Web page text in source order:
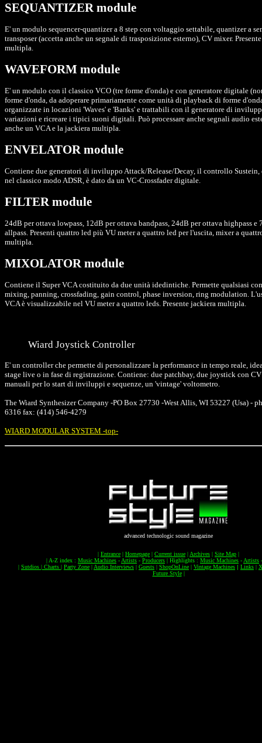
SEQUANTIZER module
E' un modulo sequencer-quantizer a 8 step con voltaggio settabile, quantizer a
transposer (accetta anche un segnale di trasposizione esterno), CV mixer.
multipla.
WAVEFORM module
E' un modulo con il classico VCO (tre forme d'onda) e con generatore digitale
forme d'onda, da adoperare primariamente come unità di playback di forme
organizzate in locazioni 'Waves' e 'Banks' e trattabili con il generatore di
variazioni e ricreare i tipici suoni digitali. Può processare anche segnali audio
anche un VCA e la jackiera multipla.
ENVELATOR module
Contiene due generatori di inviluppo Attack/Release/Decay, il controllo Sustein,
nel classico modo ADSR, è dato da un VC-Crossfader digitale.
FILTER module
24dB per ottava lowpass, 12dB per ottava bandpass, 24dB per ottava highpass e
allpass. Presenti quattro led più VU meter a quattro led per l'uscita, mixer a
multipla.
MIXOLATOR module
Contiene il Super VCA costituito da due unità idedintiche. Permette qualsiasi
mixing, panning, crossfading, gain control, phase inversion, ring modulation.
VCA è visualizzabile nel VU meter a quattro leds. Presente jackiera multipla.
Wiard Joystick Controller
E' un controller che permette di personalizzare la performance in tempo reale,
stage live o in fase di registrazione. Contiene: due patchbay, due joystick con
manuali per lo start di inviluppi e sequenze, un 'vintage' voltometro.
The Wiard Synthesizer Company -PO Box 27730 -West Allis, WI 53227 (Usa) -
6316 fax: (414) 546-4279
WIARD MODULAR SYSTEM -top-
advanced technologic sound magazine
| Entrance | Homepage | Current issue | Archives | Site Map |
| A-Z index : Music Machines - Artists - Producers | Highlights : Music Machines - Artists
| Sutdios | Charts | Party Zone | Audio Interviews | Guests | ShopOnLine | Vintage Machines | Links |
Future Style|